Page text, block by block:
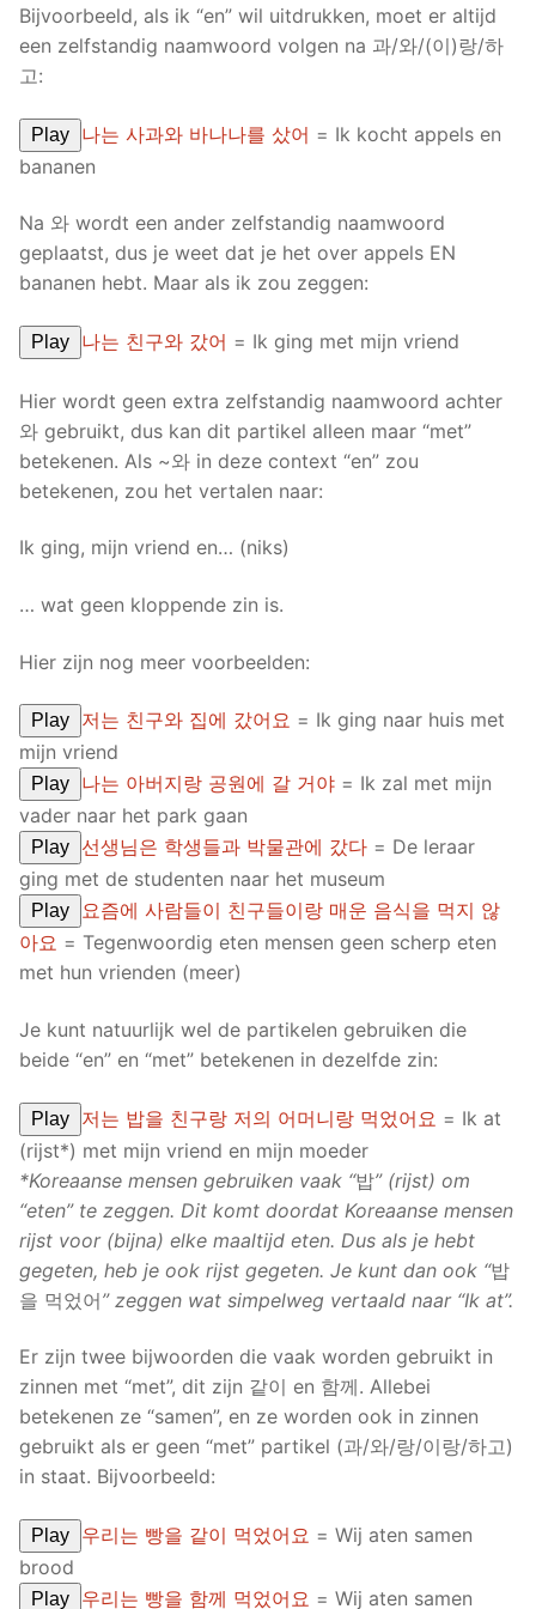
Bijvoorbeeld, als ik “en” wil uitdrukken, moet er altijd
een zelfstandig naamwoord volgen na 과/와/(이)랑/하
고:
Play 나는 사과와 바나나를 샀어 = Ik kocht appels en
bananen
Na 와 wordt een ander zelfstandig naamwoord
geplaatst, dus je weet dat je het over appels EN
bananen hebt. Maar als ik zou zeggen:
Play 나는 친구와 갔어 = Ik ging met mijn vriend
Hier wordt geen extra zelfstandig naamwoord achter
와 gebruikt, dus kan dit partikel alleen maar “met”
betekenen. Als ~와 in deze context “en” zou
betekenen, zou het vertalen naar:
Ik ging, mijn vriend en… (niks)
… wat geen kloppende zin is.
Hier zijn nog meer voorbeelden:
Play 저는 친구와 집에 갔어요 = Ik ging naar huis met
mijn vriend
Play 나는 아버지랑 공원에 갈 거야 = Ik zal met mijn
vader naar het park gaan
Play 선생님은 학생들과 박물관에 갔다 = De leraar
ging met de studenten naar het museum
Play
요즘에 사람들이 친구들이랑 매운 음식을 먹지 않
아요 = Tegenwoordig eten mensen geen scherp eten
met hun vrienden (meer)
Je kunt natuurlijk wel de partikelen gebruiken die
beide “en” en “met” betekenen in dezelfde zin:
Play 저는 밥을 친구랑 저의 어머니랑 먹었어요 = Ik at
(rijst*) met mijn vriend en mijn moeder
*Koreaanse mensen gebruiken vaak “밥” (rijst) om
“eten” te zeggen. Dit komt doordat Koreaanse mensen
rijst voor (bijna) elke maaltijd eten. Dus als je hebt
gegeten, heb je ook rijst gegeten. Je kunt dan ook “밥
을 먹었어” zeggen wat simpelweg vertaald naar “Ik at”.
Er zijn twee bijwoorden die vaak worden gebruikt in
zinnen met “met”, dit zijn 같이 en 함께. Allebei
betekenen ze “samen”, en ze worden ook in zinnen
gebruikt als er geen “met” partikel (과/와/랑/이랑/하고)
in staat. Bijvoorbeeld:
Play 우리는 빵을 같이 먹었어요 = Wij aten samen
brood
Play 우리는 빵을 함께 먹었어요 = Wij aten samen